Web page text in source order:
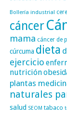
Bollería industrial
cáncer
mama cáncer de
cúrcuma dieta
ejercicio
nutrición
plantas
naturales
salud SEOM tabaco